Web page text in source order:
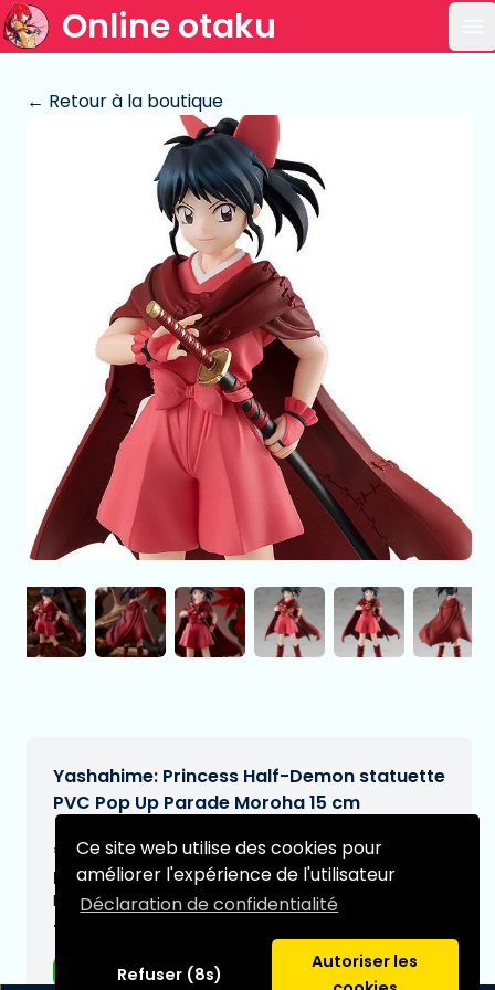
Ce site web utilise des cookies pour
améliorer l'expérience de l'utilisateur
Déclaration de confidentialité
Refuser (8s)
Autoriser les
Online otaku
← Retour à la boutique
Yashahime: Princess Half-Demon statuette
PVC Pop Up Parade Moroha 15 cm
€40,95 [Sous réserve de modifications]
Date de livraison prévue:
N/A
Type:
Figurines d'anime